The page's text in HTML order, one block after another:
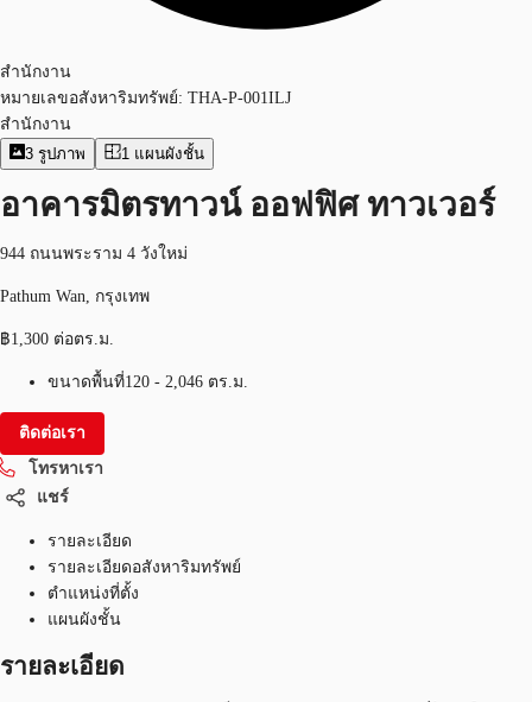
สำนักงาน
หมายเลขอสังหาริมทรัพย์: THA-P-001ILJ
สำนักงาน
3 รูปภาพ 1 แผนผังชั้น
อาคารมิตรทาวน์ ออฟฟิศ ทาวเวอร์
944 ถนนพระราม 4 วังใหม่
Pathum Wan, กรุงเทพ
฿1,300 ต่อตร.ม.
ขนาดพื้นที่120 - 2,046 ตร.ม.
ติดต่อเรา
โทรหาเรา
แชร์
รายละเอียด
รายละเอียดอสังหาริมทรัพย์
ตำแหน่งที่ตั้ง
แผนผังชั้น
รายละเอียด